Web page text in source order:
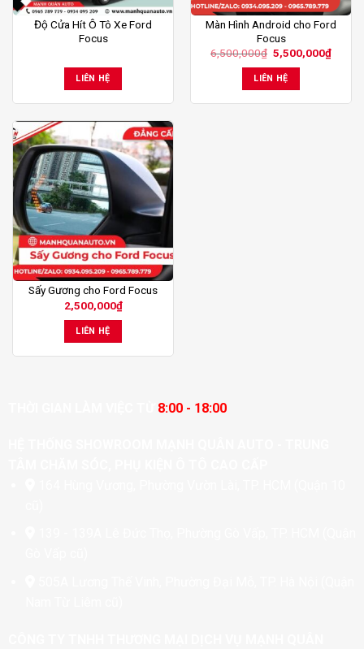
Độ Cửa Hít Ô Tô Xe Ford
Focus
LIÊN HỆ
Màn Hình Android cho Ford
Focus
6,500,000₫ Giá
gốc
là:
6,500,000₫.
5,500,000₫Giá
LIÊN HỆ
Sấy Gương cho Ford Focus
2,500,000₫
LIÊN HỆ
8:00 - 18:00